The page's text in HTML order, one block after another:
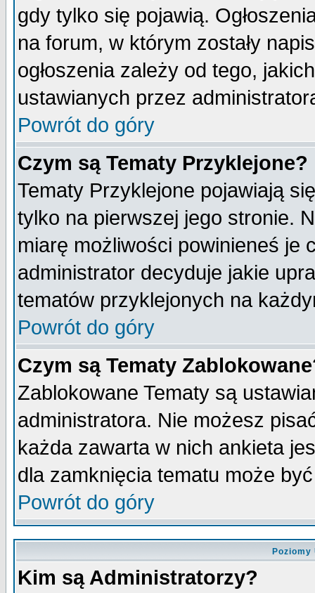
gdy tylko się pojawią.
na forum, w którym zostały
ogłoszenia zależy od tego,
ustawianych przez
Powrót do góry
Czym są Tematy Przyklejone?
Tematy Przyklejone pojawiają
tylko na pierwszej jego stronie.
miarę możliwości powinieneś je
administrator decyduje jakie
tematów przyklejonych na
Powrót do góry
Czym są Tematy
Zablokowane Tematy są
administratora. Nie możesz
każda zawarta w nich ankieta
dla zamknięcia tematu może
Powrót do góry
Kim są Administratorzy?